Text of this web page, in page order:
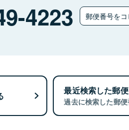
4223 郵便番号を
最近検索した郵
過去に検索した郵便